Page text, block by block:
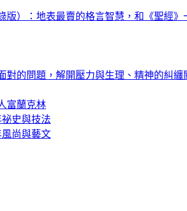
版）：地表最賣的格言智慧，和《聖經》
對的問題，解開壓力與生理、精神的糾纏
富蘭克林
史與技法
尚與藝文